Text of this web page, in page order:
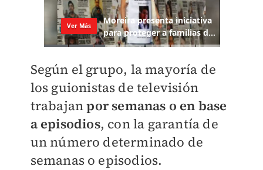
Según el grupo, la mayoría de
los guionistas de televisión
trabajanpor semanas o en base
a episodios, con la garantía de
un número determinado de
semanas o episodios.